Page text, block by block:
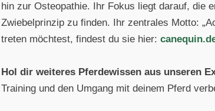
hin zur Osteopathie. Ihr Fokus liegt darauf, die
Zwiebelprinzip zu finden. Ihr zentrales Motto:
treten möchtest, findest du sie hier:
Hol dir weiteres Pferdewissen aus unseren
Training und den Umgang mit deinem Pferd